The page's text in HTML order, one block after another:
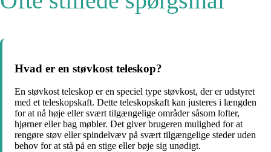
Hvad er en støvkost teleskop?
En støvkost teleskop er en speciel type støvkost, der er udstyret
med et teleskopskaft. Dette teleskopskaft kan justeres i længden
for at nå høje eller svært tilgængelige områder såsom lofter,
hjørner eller bag møbler. Det giver brugeren mulighed for at
rengøre støv eller spindelvæv på svært tilgængelige steder uden
behov for at stå på en stige eller bøje sig unødigt.